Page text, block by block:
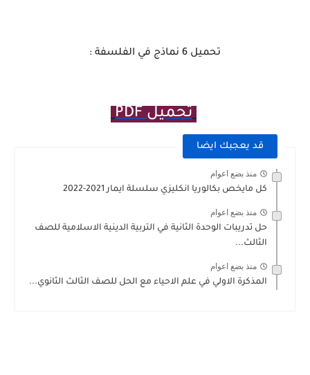
تحميل 6 نماذج في الفلسفة :
تحميل PDF
قد يعجبك ايضا
منذ بضع اعوام
كل مايخص بكالوريا انكليزي سلسلة ايمار 2021-2022
منذ بضع اعوام
حل تدريبات الوحدة الثانية في التربية الدينية الاسلامية للصف
الثالث...
منذ بضع اعوام
المذكرة الاولي في علم الاحياء مع الحل للصف الثالث الثانوي...